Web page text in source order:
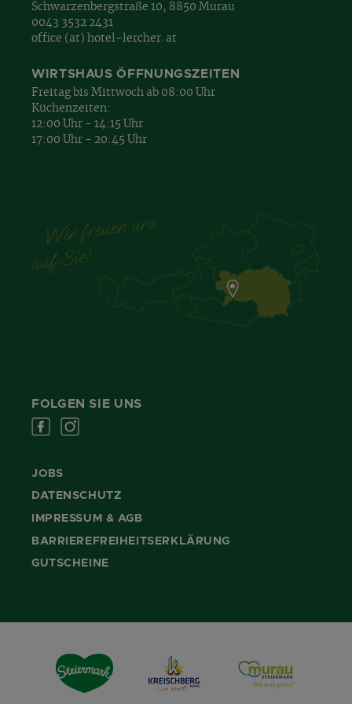
Schwarzenbergstraße 10, 8850 Murau
0043 3532 2431
office (at) hotel-lercher. at
WIRTSHAUS ÖFFNUNGSZEITEN
Freitag bis Mittwoch ab 08:00 Uhr
Küchenzeiten:
12:00 Uhr - 14:15 Uhr
17:00 Uhr - 20:45 Uhr
FOLGEN SIE UNS
JOBS
DATENSCHUTZ
IMPRESSUM & AGB
BARRIEREFREIHEITSERKLÄRUNG
GUTSCHEINE